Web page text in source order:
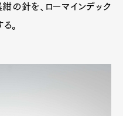
の針を、ローマインデック
。